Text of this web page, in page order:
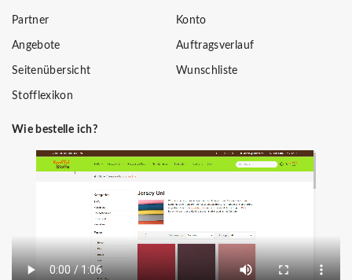
Partner
Angebote
Seitenübersicht
Stofflexikon
Konto
Auftragsverlauf
Wunschliste
Wie bestelle ich?